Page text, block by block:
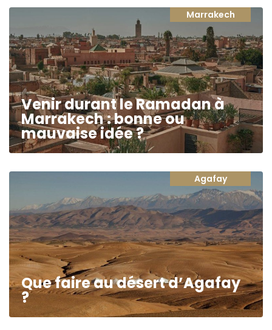
Marrakech
Venir durant le Ramadan à
Marrakech : bonne ou
mauvaise idée ?
Agafay
Que faire au désert d’Agafay
?